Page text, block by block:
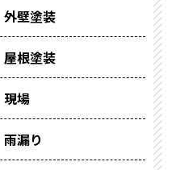
外壁塗装
屋根塗装
現場
雨漏り